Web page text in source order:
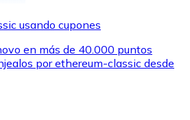
usando cupones
en más de 40.000 puntos
por ethereum-classic desde